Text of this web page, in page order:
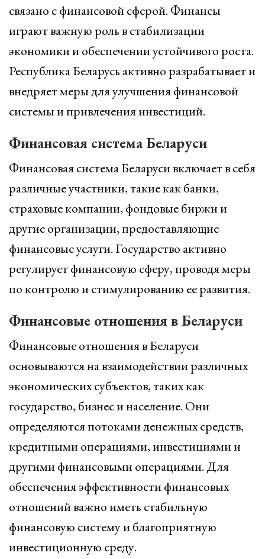
связано с финансовой сферой. Финансы
играют важную роль в стабилизации
экономики и обеспечении устойчивого роста.
Республика Беларусь активно разрабатывает и
внедряет меры для улучшения финансовой
системы и привлечения инвестиций.
Финансовая система Беларуси
Финансовая система Беларуси включает в себя
различные участники, такие как банки,
страховые компании, фондовые биржи и
другие организации, предоставляющие
финансовые услуги. Государство активно
регулирует финансовую сферу, проводя меры
по контролю и стимулированию ее развития.
Финансовые отношения в Беларуси
Финансовые отношения в Беларуси
основываются на взаимодействии различных
экономических субъектов, таких как
государство, бизнес и население. Они
определяются потоками денежных средств,
кредитными операциями, инвестициями и
другими финансовыми операциями. Для
обеспечения эффективности финансовых
отношений важно иметь стабильную
финансовую систему и благоприятную
инвестиционную среду.